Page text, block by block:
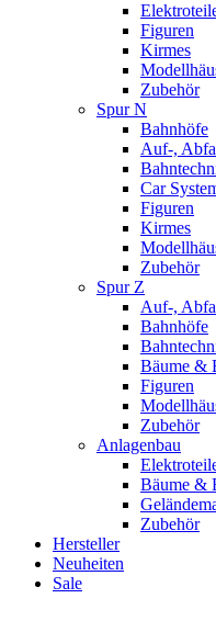
Figuren
Kirmes
Zubehör
Spur N
Bahnhöfe
Auf-,
Car
Figuren
Kirmes
Zubehör
Spur Z
Auf-,
Bahnhöfe
Bäume &
Figuren
Zubehör
Anlagenbau
Bäume &
Zubehör
Hersteller
Neuheiten
Sale